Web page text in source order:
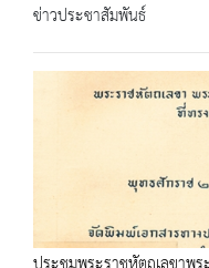
ข่าวประชาสัมพันธ์